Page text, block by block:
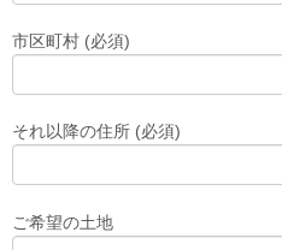
市区町村 (必須)
それ以降の住所 (必須)
ご希望の土地